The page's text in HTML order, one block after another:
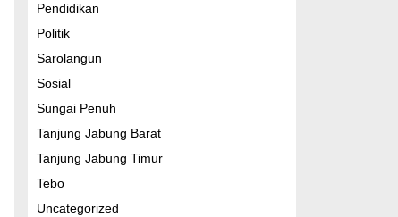
Pendidikan
Politik
Sarolangun
Sosial
Sungai Penuh
Tanjung Jabung Barat
Tanjung Jabung Timur
Tebo
Uncategorized